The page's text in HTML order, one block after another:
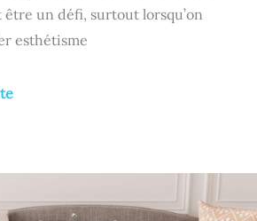
un défi, surtout lorsqu’on
esthétisme